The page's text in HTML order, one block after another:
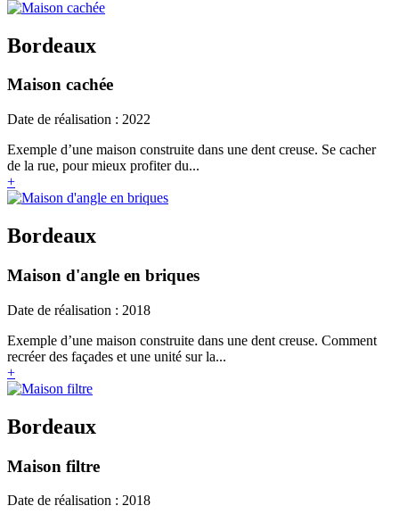
Bordeaux
Maison cachée
Date de réalisation : 2022
Exemple d’une maison construite dans une dent creuse. Se cacher
de la rue, pour mieux profiter du...
+
Bordeaux
Maison d'angle en briques
Date de réalisation : 2018
Exemple d’une maison construite dans une dent creuse. Comment
recréer des façades et une unité sur la...
+
Bordeaux
Maison filtre
Date de réalisation : 2018